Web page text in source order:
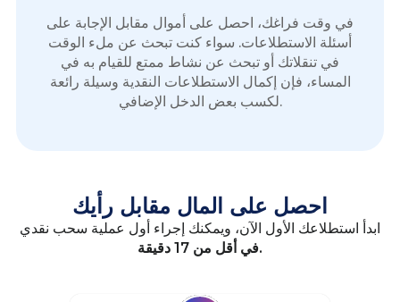
في وقت فراغك، احصل على أموال مقابل الإجابة على
أسئلة الاستطلاعات. سواء كنت تبحث عن ملء الوقت
في تنقلاتك أو تبحث عن نشاط ممتع للقيام به في
المساء، فإن إكمال الاستطلاعات النقدية وسيلة رائعة
لكسب بعض الدخل الإضافي.
احصل على المال مقابل رأيك
ابدأ استطلاعك الأول الآن، ويمكنك إجراء أول عملية سحب نقدي
في أقل من 17 دقيقة.